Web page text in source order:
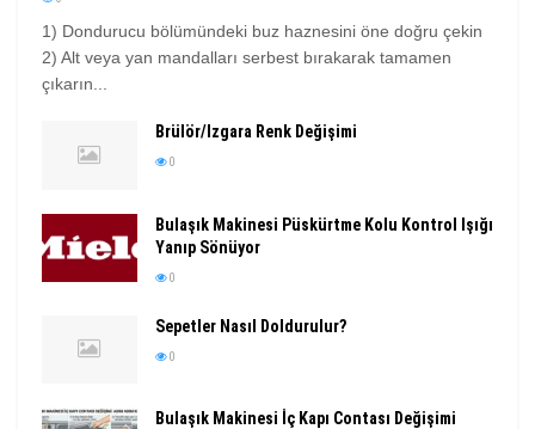
1) Dondurucu bölümündeki buz haznesini öne doğru çekin
2) Alt veya yan mandalları serbest bırakarak tamamen
çıkarın...
Brülör/Izgara Renk Değişimi
0
Bulaşık Makinesi Püskürtme Kolu Kontrol Işığı
Yanıp Sönüyor
0
Sepetler Nasıl Doldurulur?
0
Bulaşık Makinesi İç Kapı Contası Değişimi